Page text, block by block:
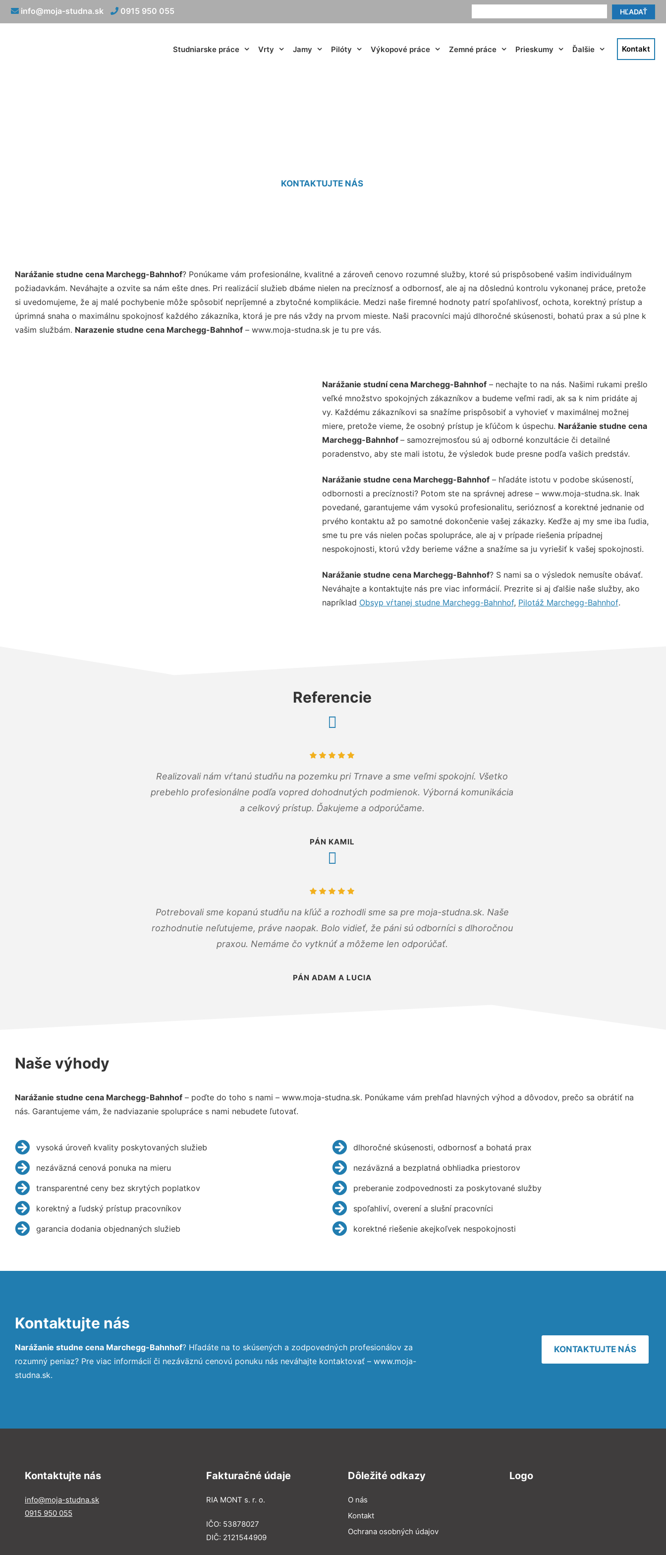
HĽADAŤ
info@moja-studna.sk 0915 950 055
Studniarske práce Vrty Jamy Pilóty Výkopové práce Zemné práce Prieskumy Ďalšie Kontakt
KONTAKTUJTE NÁS
Narážanie studne cena Marchegg-Bahnhof? Ponúkame vám profesionálne, kvalitné a zároveň cenovo rozumné služby, ktoré sú prispôsobené vašim individuálnym
požiadavkám. Neváhajte a ozvite sa nám ešte dnes. Pri realizácií služieb dbáme nielen na precíznosť a odbornosť, ale aj na dôslednú kontrolu vykonanej práce, pretože
si uvedomujeme, že aj malé pochybenie môže spôsobiť nepríjemné a zbytočné komplikácie. Medzi naše firemné hodnoty patrí spoľahlivosť, ochota, korektný prístup a
úprimná snaha o maximálnu spokojnosť každého zákazníka, ktorá je pre nás vždy na prvom mieste. Naši pracovníci majú dlhoročné skúsenosti, bohatú prax a sú plne k
vašim službám. Narazenie studne cena Marchegg-Bahnhof – www.moja-studna.sk je tu pre vás.
Narážanie studní cena Marchegg-Bahnhof– nechajte to na nás. Našimi rukami prešlo
veľké množstvo spokojných zákazníkov a budeme veľmi radi, ak sa k nim pridáte aj
vy. Každému zákazníkovi sa snažíme prispôsobiť a vyhovieť v maximálnej možnej
miere, pretože vieme, že osobný prístup je kľúčom k úspechu. Narážanie studne cena
Marchegg-Bahnhof – samozrejmosťou sú aj odborné konzultácie či detailné
poradenstvo, aby ste mali istotu, že výsledok bude presne podľa vašich predstáv.
Narážanie studne cena Marchegg-Bahnhof– hľadáte istotu v podobe skúseností,
odbornosti a precíznosti? Potom ste na správnej adrese – www.moja-studna.sk. Inak
povedané, garantujeme vám vysokú profesionalitu, serióznosť a korektné jednanie od
prvého kontaktu až po samotné dokončenie vašej zákazky. Keďže aj my sme iba ľudia,
sme tu pre vás nielen počas spolupráce, ale aj v prípade riešenia prípadnej
nespokojnosti, ktorú vždy berieme vážne a snažíme sa ju vyriešiť k vašej spokojnosti.
Narážanie studne cena Marchegg-Bahnhof? S nami sa o výsledok nemusíte obávať.
Neváhajte a kontaktujte nás pre viac informácií. Prezrite si aj ďalšie naše služby, ako
napríklad Obsyp vŕtanej studne Marchegg-Bahnhof, Pilotáž Marchegg-Bahnhof.
Referencie
Realizovali nám vŕtanú studňu na pozemku pri Trnave a sme veľmi spokojní. Všetko
prebehlo profesionálne podľa vopred dohodnutých podmienok. Výborná komunikácia
a celkový prístup. Ďakujeme a odporúčame.
PÁN KAMIL
Potrebovali sme kopanú studňu na kľúč a rozhodli sme sa pre moja-studna.sk. Naše
rozhodnutie neľutujeme, práve naopak. Bolo vidieť, že páni sú odborníci s dlhoročnou
praxou. Nemáme čo vytknúť a môžeme len odporúčať.
PÁN ADAM A LUCIA
Naše výhody
Narážanie studne cena Marchegg-Bahnhof – poďte do toho s nami – www.moja-studna.sk. Ponúkame vám prehľad hlavných výhod a dôvodov, prečo sa obrátiť na
nás. Garantujeme vám, že nadviazanie spolupráce s nami nebudete ľutovať.
vysoká úroveň kvality poskytovaných služieb
nezáväzná cenová ponuka na mieru
transparentné ceny bez skrytých poplatkov
korektný a ľudský prístup pracovníkov
garancia dodania objednaných služieb
dlhoročné skúsenosti, odbornosť a bohatá prax
nezáväzná a bezplatná obhliadka priestorov
preberanie zodpovednosti za poskytované služby
spoľahliví, overení a slušní pracovníci
korektné riešenie akejkoľvek nespokojnosti
Kontaktujte nás
Narážanie studne cena Marchegg-Bahnhof? Hľadáte na to skúsených a zodpovedných profesionálov za
rozumný peniaz? Pre viac informácií či nezáväznú cenovú ponuku nás neváhajte kontaktovať – www.moja-
studna.sk.
KONTAKTUJTE NÁS
Kontaktujte nás
info@moja-studna.sk
0915 950 055
Fakturačné údaje
RIA MONT s. r. o.
IČO: 53878027
DIČ: 2121544909
Dôležité odkazy
O nás
Kontakt
Ochrana osobných údajov
Logo